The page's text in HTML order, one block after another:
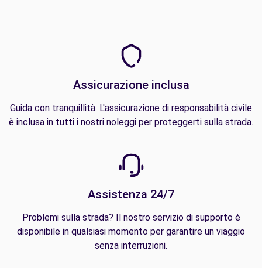
Assicurazione inclusa
Guida con tranquillità. L'assicurazione di responsabilità civile
è inclusa in tutti i nostri noleggi per proteggerti sulla strada.
Assistenza 24/7
Problemi sulla strada? Il nostro servizio di supporto è
disponibile in qualsiasi momento per garantire un viaggio
senza interruzioni.